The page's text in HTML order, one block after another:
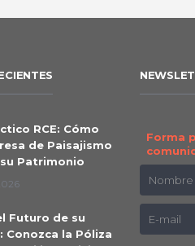
RCE: Cómo
de Paisajismo
Patrimonio
Futuro de su
Conozca la Póliza
Forma